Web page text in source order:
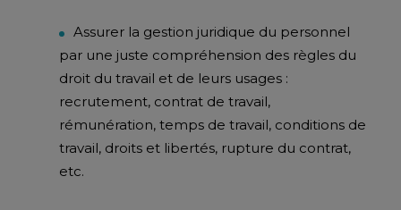
Assurer la gestion juridique du personnel
par une juste compréhension des règles du
droit du travail et de leurs usages :
recrutement, contrat de travail,
rémunération, temps de travail, conditions de
travail, droits et libertés, rupture du contrat,
etc.